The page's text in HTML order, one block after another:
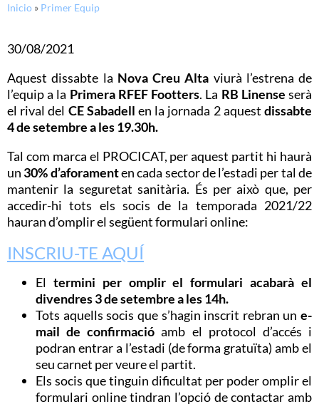
Inicio » Primer Equip
30/08/2021
Aquest dissabte la Nova Creu Alta viurà l’estrena de
l’equip a la Primera RFEF Footters. La RB Linense serà
el rival del CE Sabadell en la jornada 2 aquestdissabte
4 de setembre a les 19.30h.
Tal com marca el PROCICAT, per aquest partit hi haurà
un 30% d’aforamenten cada sector de l’estadi per tal de
mantenir la seguretat sanitària. És per això que, per
accedir-hi tots els socis de la temporada 2021/22
hauran d’omplir el següent formulari online:
INSCRIU-TE AQUÍ
El termini per omplir el formulari acabarà el
divendres 3 de setembre a les 14h.
Tots aquells socis que s’hagin inscrit rebran un e-
mail de confirmació amb el protocol d’accés i
podran entrar a l’estadi (de forma gratuïta) amb el
seu carnet per veure el partit.
Els socis que tinguin dificultat per poder omplir el
formulari online tindran l’opció de contactar amb